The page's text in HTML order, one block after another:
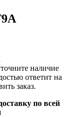
наличие
ответит на
заказ.
по всей